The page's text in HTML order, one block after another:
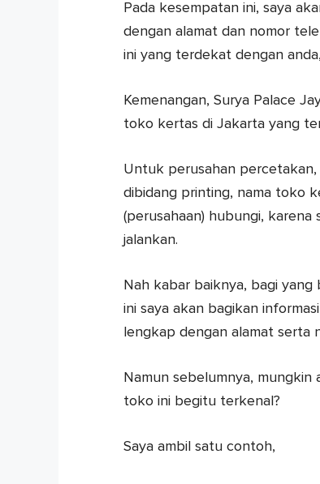
Pada kesempatan ini, saya
dengan alamat dan nomor
ini yang terdekat dengan
Kemenangan, Surya Palace
toko kertas di Jakarta yang
Untuk perusahan percetakan,
dibidang printing, nama toko
(perusahaan) hubungi,
jalankan.
Nah kabar baiknya, bagi
ini saya akan bagikan
lengkap dengan alamat serta
Namun sebelumnya,
toko ini begitu terkenal?
Saya ambil satu contoh,